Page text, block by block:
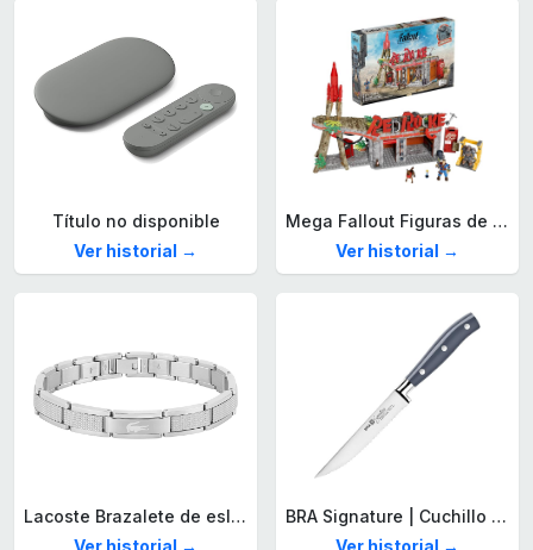
Título no disponible
Ver historial →
Mega Fallout Figuras de acción y Juguetes de construcción, Parada de Camiones Red Rocket con 824 Piezas, 2 Personajes articulados y Accesorios, para coleccionistas, HXT00
Ver historial →
Lacoste Brazalete de eslabón para Hombre Colección STENCIL de Acero inoxidable
BRA Signature | Cuchillo tomatero 120 mm, Acero Inoxidable alemán forjado con Molibdeno Vanadio, Mango Remachado ABS, Diseño Ergonómico, Hoja 1,6 mm espesor